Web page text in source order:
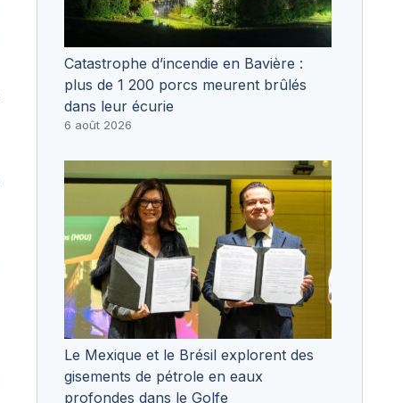
Catastrophe d’incendie en Bavière :
plus de 1 200 porcs meurent brûlés
dans leur écurie
6 août 2026
Le Mexique et le Brésil explorent des
gisements de pétrole en eaux
profondes dans le Golfe